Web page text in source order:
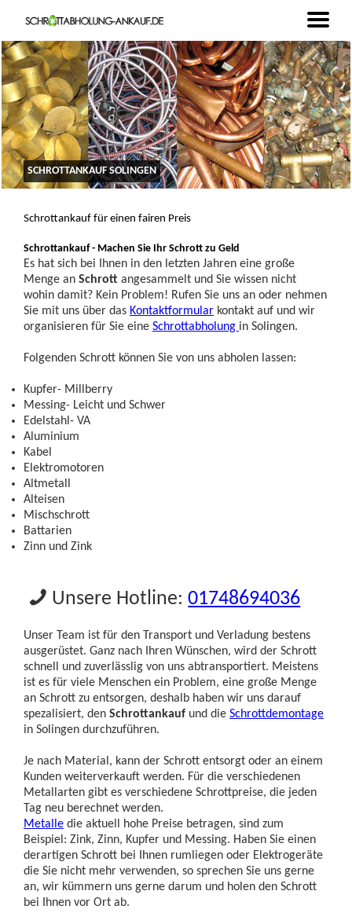
SCHROTTANKAUF SOLINGEN
Schrottankauf für einen fairen Preis
Schrottankauf - Machen Sie Ihr Schrott zu Geld
Es hat sich bei Ihnen in den letzten Jahren eine große
Menge an Schrott angesammelt und Sie wissen nicht
wohin damit? Kein Problem! Rufen Sie uns an oder nehmen
Sie mit uns über das Kontaktformular kontakt auf und wir
organisieren für Sie eine Schrottabholung in Solingen.
Folgenden Schrott können Sie von uns abholen lassen:
Kupfer- Millberry
Messing- Leicht und Schwer
Edelstahl- VA
Aluminium
Kabel
Elektromotoren
Altmetall
Alteisen
Mischschrott
Battarien
Zinn und Zink
Unsere Hotline:01748694036
Unser Team ist für den Transport und Verladung bestens
ausgerüstet. Ganz nach Ihren Wünschen, wird der Schrott
schnell und zuverlässlig von uns abtransportiert. Meistens
ist es für viele Menschen ein Problem, eine große Menge
an Schrott zu entsorgen, deshalb haben wir uns darauf
spezalisiert, den Schrottankauf und die Schrottdemontage
in Solingen durchzuführen.
Je nach Material, kann der Schrott entsorgt oder an einem
Kunden weiterverkauft werden. Für die verschiedenen
Metallarten gibt es verschiedene Schrottpreise, die jeden
Tag neu berechnet werden.
Metalle die aktuell hohe Preise betragen, sind zum
Beispiel: Zink, Zinn, Kupfer und Messing. Haben Sie einen
derartigen Schrott bei Ihnen rumliegen oder Elektrogeräte
die Sie nicht mehr verwenden, so sprechen Sie uns gerne
an, wir kümmern uns gerne darum und holen den Schrott
bei Ihnen vor Ort ab.